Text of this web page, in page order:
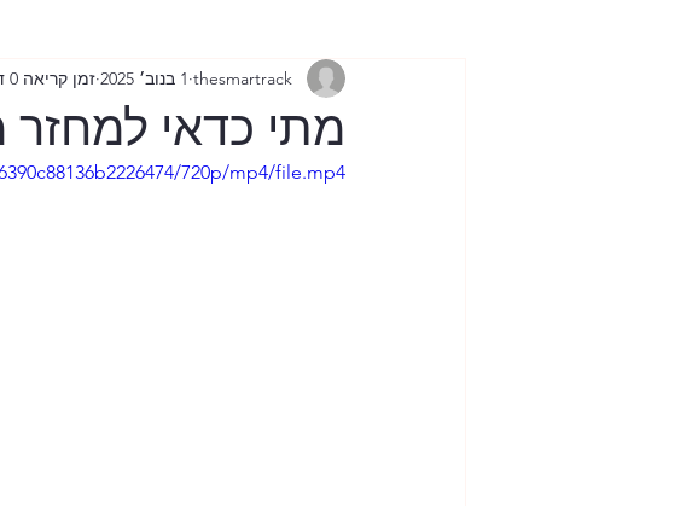
משכנתאות חכמות ניהול אינפלציה מרכז ידע -
למה למחזר עכשיו - העוגנים הנמוכים מיחזור
מתי כדאי
thesmartrack 1 בנוב׳ 2025 זמן קריאה 0 דקות
720p/mp4/file.mp4